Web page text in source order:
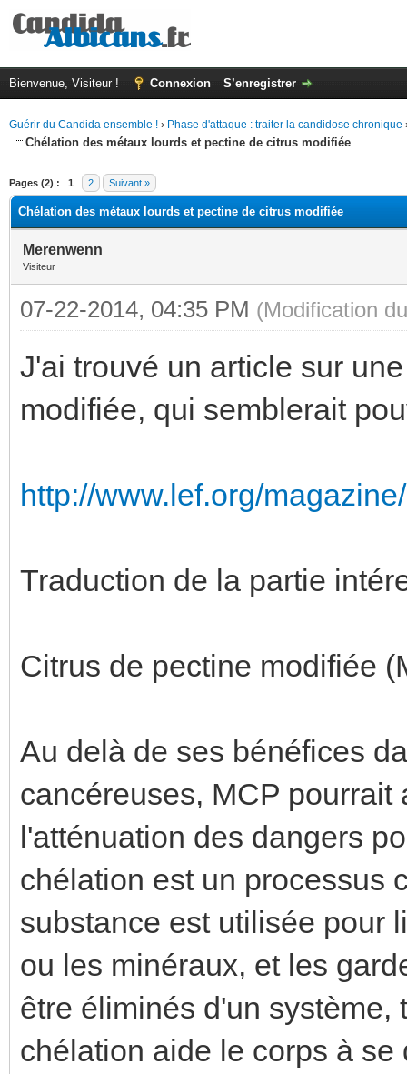
Bienvenue, Visiteur ! Connexion S’enregistrer
Guérir du Candida ensemble ! › Phase d'attaque : traiter la candidose chronique
Chélation des métaux lourds et pectine de citrus modifiée
Pages (2) : 1 2 Suivant »
Chélation des métaux lourds et pectine de citrus modifiée
Merenwenn
Visiteur
07-22-2014, 04:35 PM (Modification
J'ai trouvé un article sur
modifiée, qui semblerait
http://www.lef.org/
Traduction de la partie
Citrus de pectine modifiée
Au delà de ses bénéfices
cancéreuses, MCP
l'atténuation des dangers
chélation est un processus
substance est utilisée pour
ou les minéraux, et les
être éliminés d'un
chélation aide le corps à